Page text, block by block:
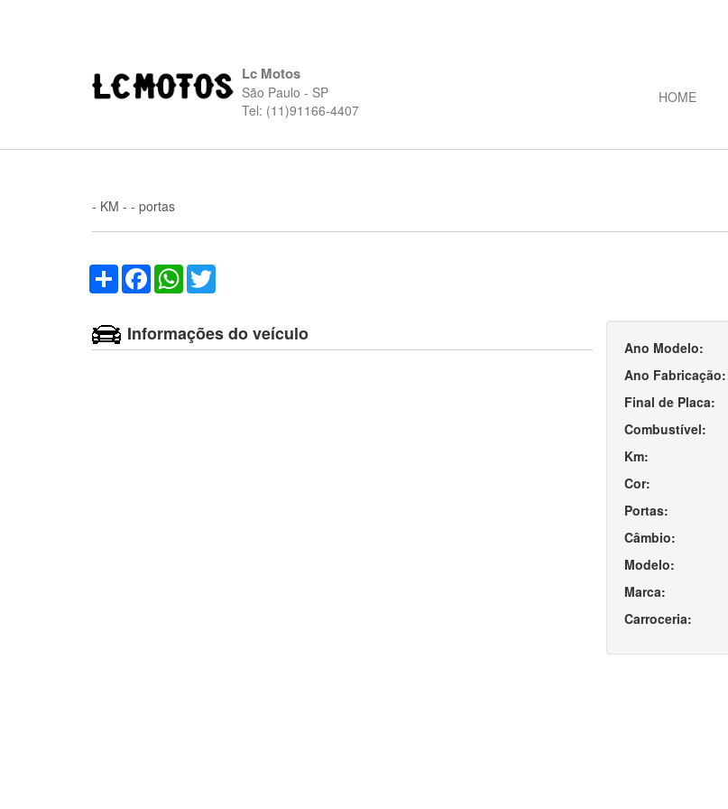
Lc Motos
São Paulo - SP
Tel: (11)91166-4407
HOME
- KM - - portas
Compartilhar
FacebookWhatsApp
Informações do veículo
Ano Modelo:
Ano Fabricação:
Final de Placa:
Combustível:
Km:
Cor:
Portas:
Câmbio:
Modelo:
Marca:
Carroceria: